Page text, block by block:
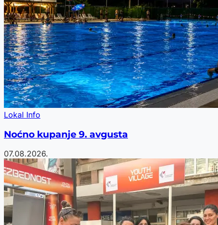
Lokal Info
Noćno kupanje 9. avgusta
07.08.2026.